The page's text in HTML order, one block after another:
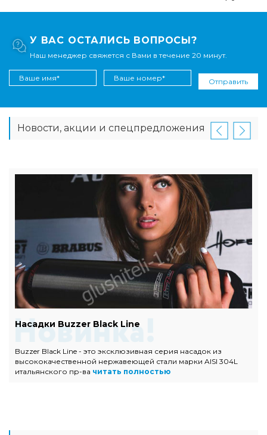
У ВАС ОСТАЛИСЬ ВОПРОСЫ?
Наш менеджер свяжется с Вами в течение 20 минут.
Отправить
Новости, акции и спецпредложения
Насадки Buzzer Black Line
Buzzer Black Line - это эксклюзивная серия насадок из
высококачественной нержавеющей стали марки AISI 304L
итальянского пр-ва читать полностью